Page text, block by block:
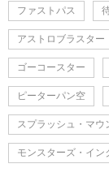
ファストパス
アストロブラスター
ゴーコースター
ピーターパン空
スプラッシュ・マウ
モンスターズ・イン